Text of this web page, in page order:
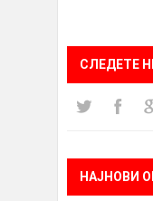
СЛЕДЕТЕ
НАЈНОВИ